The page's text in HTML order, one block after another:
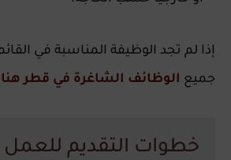
إذا لم تجد الوظيفة المناسبة في
جميع الوظائف الشاغرة في قطر هنا
خطوات التقديم